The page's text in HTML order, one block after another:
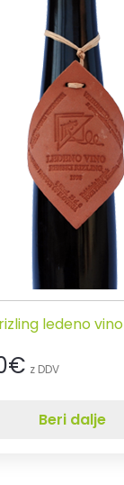
ledeno vino
€ z DDV
Beri dalje